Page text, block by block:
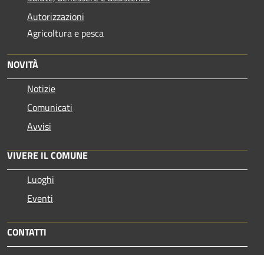
Autorizzazioni
Agricoltura e pesca
NOVITÀ
Notizie
Comunicati
Avvisi
VIVERE IL COMUNE
Luoghi
Eventi
CONTATTI